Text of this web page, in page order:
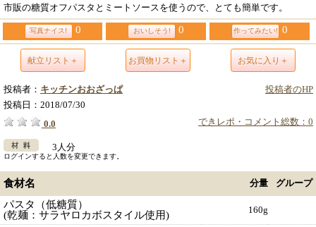
市販の糖質オフパスタとミートソースを使うので、とても簡単です。
写真ナイス! 0 おいしそう! 0 作ってみたい! 0
献立リスト＋ お買物リスト＋ お気に入り＋
投稿者のHP
投稿者： キッチンおおざっぱ
投稿日： 2018/07/30
できレポ・コメント総数：0
0.0
3人分
ログインすると人数を変更できます。
食材名 分量 グループ
パスタ（低糖質）
(乾麺：サラヤロカボスタイル使用)
160g